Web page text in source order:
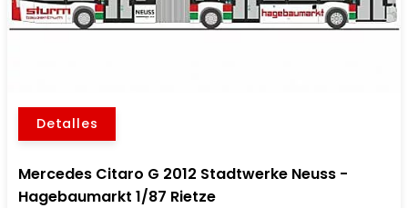
Detalles
Mercedes Citaro G 2012 Stadtwerke Neuss -
Hagebaumarkt 1/87 Rietze